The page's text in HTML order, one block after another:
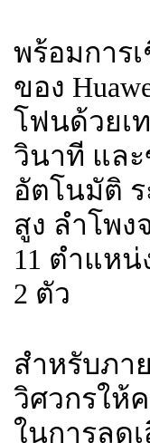
พร้อมการ
ของ
โฟนด้วยเ
วินาที แล
อัตโนมัติ
สูง ลำโพง
11 ตำแห
2 ตัว
สำหรับภา
วิศวกรให้
ในการลด